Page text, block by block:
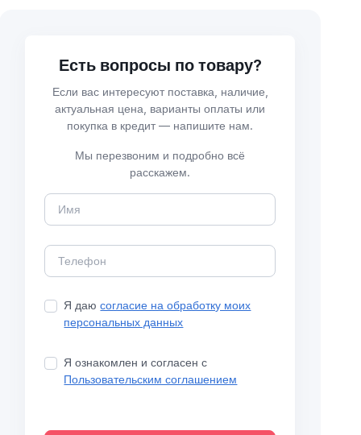
Есть вопросы по товару?
Если вас интересуют поставка, наличие,
актуальная цена, варианты оплаты или
покупка в кредит — напишите нам.
Мы перезвоним и подробно всё
расскажем.
Я даюсогласие на обработку моих
персональных данных
Я ознакомлен и согласен с
Пользовательским соглашением